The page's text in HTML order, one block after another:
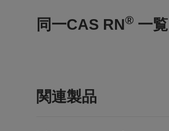
同一CAS RN® 一覧
関連製品